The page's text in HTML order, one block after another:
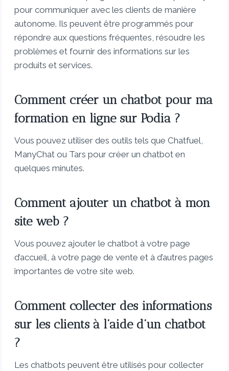
pour communiquer avec les clients de manière
autonome. Ils peuvent être programmés pour
répondre aux questions fréquentes, résoudre les
problèmes et fournir des informations sur les
produits et services.
Comment créer un chatbot pour ma
formation en ligne sur Podia ?
Vous pouvez utiliser des outils tels que Chatfuel,
ManyChat ou Tars pour créer un chatbot en
quelques minutes.
Comment ajouter un chatbot à mon
site web ?
Vous pouvez ajouter le chatbot à votre page
d’accueil, à votre page de vente et à d’autres pages
importantes de votre site web.
Comment collecter des informations
sur les clients à l’aide d’un chatbot
?
Les chatbots peuvent être utilisés pour collecter